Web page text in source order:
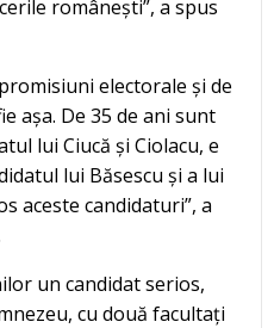
românești”, a spus
electorale și de
așa. De 35 de ani sunt
lui Ciucă și Ciolacu, e
lui Băsescu și a lui
aceste candidaturi”, a
un candidat serios,
cu două facultați